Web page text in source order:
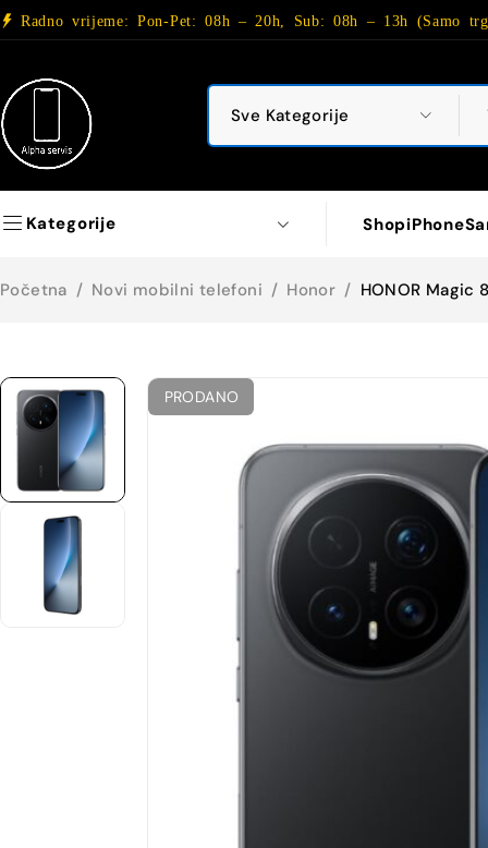
Radno vrijeme: Pon-Pet: 08h – 20h, Sub: 08h – 13h (Samo
Kategorije ShopiPhone
Početna / Novi mobilni telefoni / Honor / HONOR Magic
PRODANO